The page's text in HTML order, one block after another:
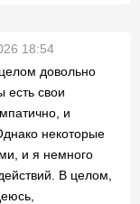
18:54
довольно
есть свои
и
некоторые
и я немного
В целом,